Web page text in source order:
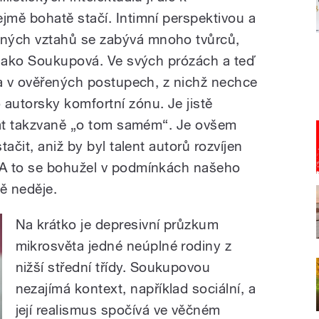
bohatě stačí. Intimní perspektivou a
vztahů se zabývá mnoho tvůrců,
Soukupová. Ve svých prózách a teď
v ověřených postupech, z nichž nechce
komfortní zónu. Je jistě
„o tom samém“. Je ovšem
aniž by byl talent autorů rozvíjen
to se bohužel v podmínkách našeho
neděje.
Na krátko je depresivní průzkum
mikrosvěta jedné neúplné rodiny z
nižší střední třídy. Soukupovou
nezajímá kontext, například sociální, a
její realismus spočívá ve věčném